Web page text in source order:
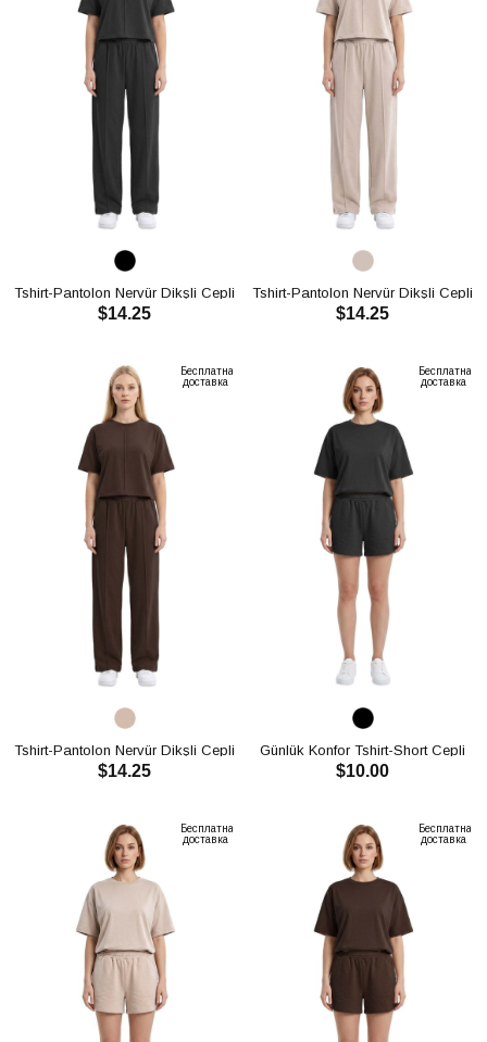
Tshirt-Pantolon Nervür Dikşli Cepli
Oysho Takım CH3007
$14.25
Tshirt-Pantolon Nervür Dikşli Cepli
Oysho Takım CH3007
$14.25
Бесплатная
доставка
Tshirt-Pantolon Nervür Dikşli Cepli
Oysho Takım CH3007
$14.25
Бесплатная
доставка
Günlük Konfor Tshirt-Short Cepli
Oysho Takım CH3008
$10.00
Бесплатная
доставка
Бесплатная
доставка